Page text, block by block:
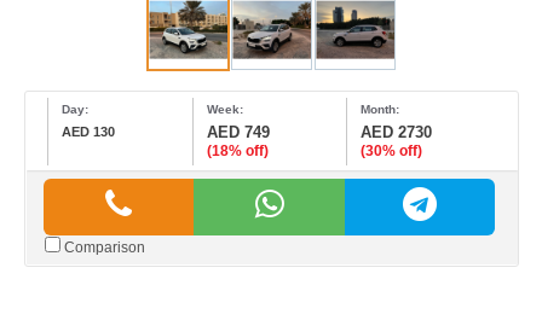
Day:
AED 130
Week:
AED 749
(18% off)
Month:
AED 2730
(30% off)
Comparison